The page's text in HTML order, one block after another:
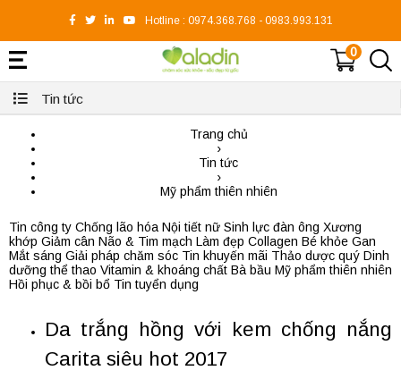
Hotline : 0974.368.768 - 0983.993.131
0
Tin tức
Trang chủ
›
Tin tức
›
Mỹ phẩm thiên nhiên
Tin công ty Chống lão hóa Nội tiết nữ Sinh lực đàn ông Xương
khớp Giảm cân Não & Tim mạch Làm đẹp Collagen Bé khỏe Gan
Mắt sáng Giải pháp chăm sóc Tin khuyến mãi Thảo dược quý Dinh
dưỡng thể thao Vitamin & khoáng chất Bà bầu Mỹ phẩm thiên nhiên
Hồi phục & bồi bổ Tin tuyển dụng
Da trắng hồng với kem chống nắng
Carita siêu hot 2017